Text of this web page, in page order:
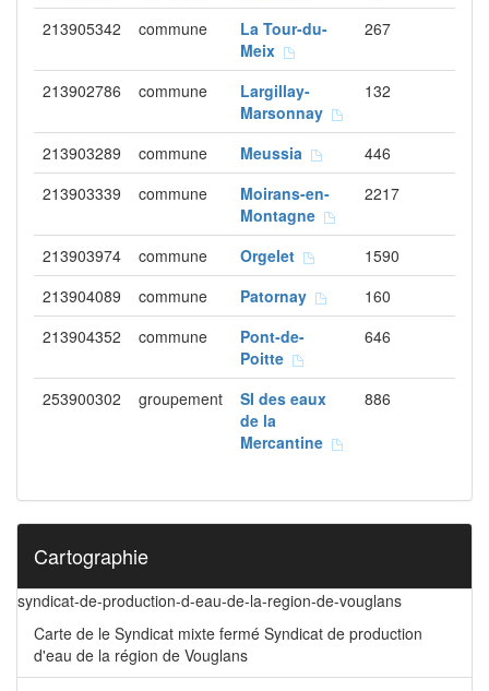
213905342
commune
La Tour-du-
Meix
267
213902786 commune
Largillay-
Marsonnay
132
213903289 commune Meussia
446
213903339
commune
Moirans-en-
Montagne
2217
213903974 commune Orgelet
1590
213904089
commune Patornay
160
213904352
commune
Pont-de-
Poitte
646
253900302 groupement
SI des eaux
de la
Mercantine
886
Cartographie
syndicat-de-production-d-eau-de-la-region-de-vouglans
Carte de le Syndicat mixte fermé Syndicat de production
d'eau de la région de Vouglans